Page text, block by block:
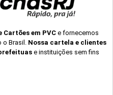
em PVC e fornecemos
o Brasil. Nossa cartela e clientes
e instituições sem fins